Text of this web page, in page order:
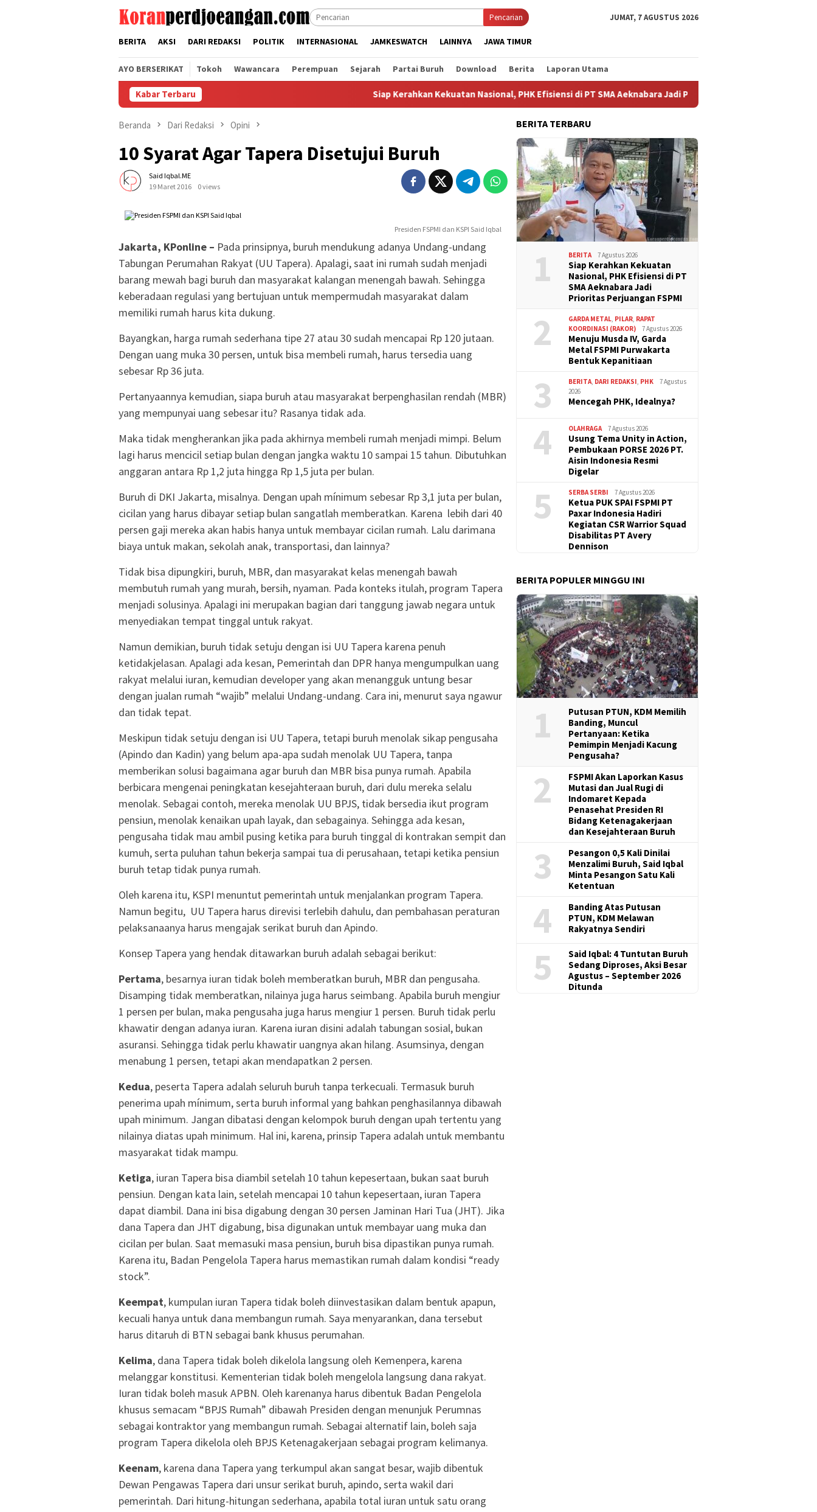
Pencarian JUMAT, 7 AGUSTUS 2026
BERITA AKSI DARI REDAKSI POLITIK INTERNASIONAL JAMKESWATCH LAINNYA JAWA TIMUR
AYO BERSERIKAT Tokoh Wawancara Perempuan Sejarah Partai Buruh Download Berita Laporan Utama
Kabar Terbaru Siap Kerahkan Kekuatan Nasional, PHK Efisiensi di PT SMA Aeknabara Jadi Prioritas Perjuangan FSPMI
Beranda Dari Redaksi Opini
10 Syarat Agar Tapera Disetujui Buruh
Said Iqbal.ME
19 Maret 2016
0 views
Presiden FSPMI dan KSPI Said Iqbal
Jakarta, KPonline – Pada prinsipnya, buruh mendukung adanya Undang-undang
Tabungan Perumahan Rakyat (UU Tapera). Apalagi, saat ini rumah sudah menjadi
barang mewah bagi buruh dan masyarakat kalangan menengah bawah. Sehingga
keberadaan regulasi yang bertujuan untuk mempermudah masyarakat dalam
memiliki rumah harus kita dukung.
Bayangkan, harga rumah sederhana tipe 27 atau 30 sudah mencapai Rp 120 jutaan.
Dengan uang muka 30 persen, untuk bisa membeli rumah, harus tersedia uang
sebesar Rp 36 juta.
Pertanyaannya kemudian, siapa buruh atau masyarakat berpenghasilan rendah (MBR)
yang mempunyai uang sebesar itu? Rasanya tidak ada.
Maka tidak mengherankan jika pada akhirnya membeli rumah menjadi mimpi. Belum
lagi harus mencicil setiap bulan dengan jangka waktu 10 sampai 15 tahun. Dibutuhkan
anggaran antara Rp 1,2 juta hingga Rp 1,5 juta per bulan.
Buruh di DKI Jakarta, misalnya. Dengan upah mínimum sebesar Rp 3,1 juta per bulan,
cicilan yang harus dibayar setiap bulan sangatlah memberatkan. Karena lebih dari 40
persen gaji mereka akan habis hanya untuk membayar cicilan rumah. Lalu darimana
biaya untuk makan, sekolah anak, transportasi, dan lainnya?
Tidak bisa dipungkiri, buruh, MBR, dan masyarakat kelas menengah bawah
membutuh rumah yang murah, bersih, nyaman. Pada konteks itulah, program Tapera
menjadi solusinya. Apalagi ini merupakan bagian dari tanggung jawab negara untuk
menyediakan tempat tinggal untuk rakyat.
Namun demikian, buruh tidak setuju dengan isi UU Tapera karena penuh
ketidakjelasan. Apalagi ada kesan, Pemerintah dan DPR hanya mengumpulkan uang
rakyat melalui iuran, kemudian developer yang akan menangguk untung besar
dengan jualan rumah “wajib” melalui Undang-undang. Cara ini, menurut saya ngawur
dan tidak tepat.
Meskipun tidak setuju dengan isi UU Tapera, tetapi buruh menolak sikap pengusaha
(Apindo dan Kadin) yang belum apa-apa sudah menolak UU Tapera, tanpa
memberikan solusi bagaimana agar buruh dan MBR bisa punya rumah. Apabila
berbicara mengenai peningkatan kesejahteraan buruh, dari dulu mereka selalu
menolak. Sebagai contoh, mereka menolak UU BPJS, tidak bersedia ikut program
pensiun, menolak kenaikan upah layak, dan sebagainya. Sehingga ada kesan,
pengusaha tidak mau ambil pusing ketika para buruh tinggal di kontrakan sempit dan
kumuh, serta puluhan tahun bekerja sampai tua di perusahaan, tetapi ketika pensiun
buruh tetap tidak punya rumah.
Oleh karena itu, KSPI menuntut pemerintah untuk menjalankan program Tapera.
Namun begitu, UU Tapera harus direvisi terlebih dahulu, dan pembahasan peraturan
pelaksanaanya harus mengajak serikat buruh dan Apindo.
Konsep Tapera yang hendak ditawarkan buruh adalah sebagai berikut:
Pertama, besarnya iuran tidak boleh memberatkan buruh, MBR dan pengusaha.
Disamping tidak memberatkan, nilainya juga harus seimbang. Apabila buruh mengiur
1 persen per bulan, maka pengusaha juga harus mengiur 1 persen. Buruh tidak perlu
khawatir dengan adanya iuran. Karena iuran disini adalah tabungan sosial, bukan
asuransi. Sehingga tidak perlu khawatir uangnya akan hilang. Asumsinya, dengan
menabung 1 persen, tetapi akan mendapatkan 2 persen.
Kedua, peserta Tapera adalah seluruh buruh tanpa terkecuali. Termasuk buruh
penerima upah mínimum, serta buruh informal yang bahkan penghasilannya dibawah
upah minimum. Jangan dibatasi dengan kelompok buruh dengan upah tertentu yang
nilainya diatas upah minimum. Hal ini, karena, prinsip Tapera adalah untuk membantu
masyarakat tidak mampu.
Ketiga, iuran Tapera bisa diambil setelah 10 tahun kepesertaan, bukan saat buruh
pensiun. Dengan kata lain, setelah mencapai 10 tahun kepesertaan, iuran Tapera
dapat diambil. Dana ini bisa digabung dengan 30 persen Jaminan Hari Tua (JHT). Jika
dana Tapera dan JHT digabung, bisa digunakan untuk membayar uang muka dan
cicilan per bulan. Saat memasuki masa pensiun, buruh bisa dipastikan punya rumah.
Karena itu, Badan Pengelola Tapera harus memastikan rumah dalam kondisi “ready
stock”.
Keempat, kumpulan iuran Tapera tidak boleh diinvestasikan dalam bentuk apapun,
kecuali hanya untuk dana membangun rumah. Saya menyarankan, dana tersebut
harus ditaruh di BTN sebagai bank khusus perumahan.
Kelima, dana Tapera tidak boleh dikelola langsung oleh Kemenpera, karena
melanggar konstitusi. Kementerian tidak boleh mengelola langsung dana rakyat.
Iuran tidak boleh masuk APBN. Oleh karenanya harus dibentuk Badan Pengelola
khusus semacam “BPJS Rumah” dibawah Presiden dengan menunjuk Perumnas
sebagai kontraktor yang membangun rumah. Sebagai alternatif lain, boleh saja
program Tapera dikelola oleh BPJS Ketenagakerjaan sebagai program kelimanya.
Keenam, karena dana Tapera yang terkumpul akan sangat besar, wajib dibentuk
Dewan Pengawas Tapera dari unsur serikat buruh, apindo, serta wakil dari
pemerintah. Dari hitung-hitungan sederhana, apabila total iuran untuk satu orang
BERITA TERBARU
1 BERITA 7 Agustus 2026
Siap Kerahkan Kekuatan
Nasional, PHK Efisiensi di PT
SMA Aeknabara Jadi
Prioritas Perjuangan FSPMI
2 GARDA METAL PILAR RAPAT
KOORDINASI (RAKOR)
7 Agustus 2026
Menuju Musda IV, Garda
Metal FSPMI Purwakarta
Bentuk Kepanitiaan
3 BERITA DARI REDAKSI PHK
7 Agustus
2026
Mencegah PHK, Idealnya?
4 OLAHRAGA 7 Agustus 2026
Usung Tema Unity in Action,
Pembukaan PORSE 2026 PT.
Aisin Indonesia Resmi
Digelar
5 SERBA SERBI 7 Agustus 2026
Ketua PUK SPAI FSPMI PT
Paxar Indonesia Hadiri
Kegiatan CSR Warrior Squad
Disabilitas PT Avery
Dennison
BERITA POPULER MINGGU INI
1
Putusan PTUN, KDM Memilih
Banding, Muncul
Pertanyaan: Ketika
Pemimpin Menjadi Kacung
Pengusaha?
2
FSPMI Akan Laporkan Kasus
Mutasi dan Jual Rugi di
Indomaret Kepada
Penasehat Presiden RI
Bidang Ketenagakerjaan
dan Kesejahteraan Buruh
3
Pesangon 0,5 Kali Dinilai
Menzalimi Buruh, Said Iqbal
Minta Pesangon Satu Kali
Ketentuan
4
Banding Atas Putusan
PTUN, KDM Melawan
Rakyatnya Sendiri
5
Said Iqbal: 4 Tuntutan Buruh
Sedang Diproses, Aksi Besar
Agustus – September 2026
Ditunda